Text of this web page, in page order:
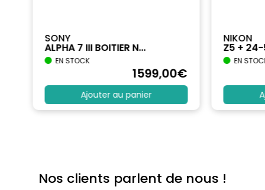
SONY
ALPHA 7 III BOITIER N...
EN STOCK
1599,00€
Ajouter au panier
NIKON
Z5 +
EN
Nos clients parlent de nous !